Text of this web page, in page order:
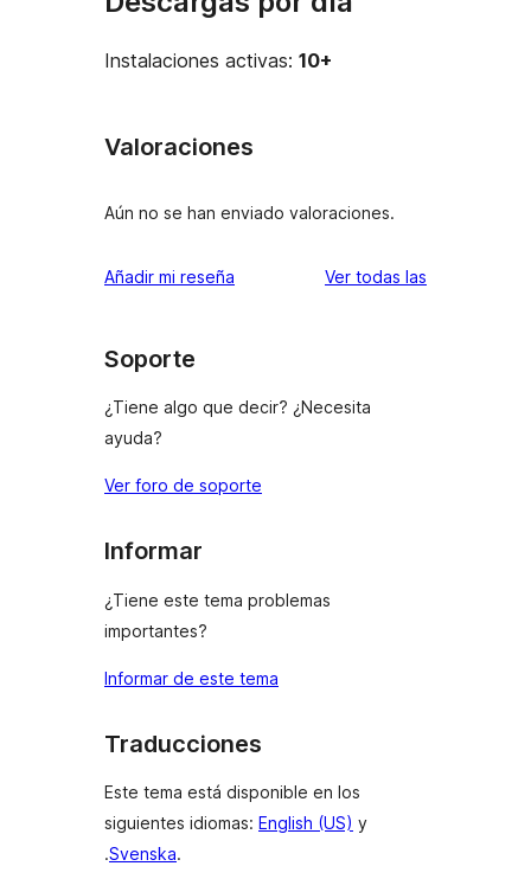
Instalaciones activas: 10+
Valoraciones
Aún no se han enviado valoraciones.
Añadir mi reseña Ver todas las
Soporte
¿Tiene algo que decir? ¿Necesita
ayuda?
Ver foro de soporte
Informar
¿Tiene este tema problemas
importantes?
Informar de este tema
Traducciones
Este tema está disponible en los
siguientes idiomas: English (US) y
.Svenska.